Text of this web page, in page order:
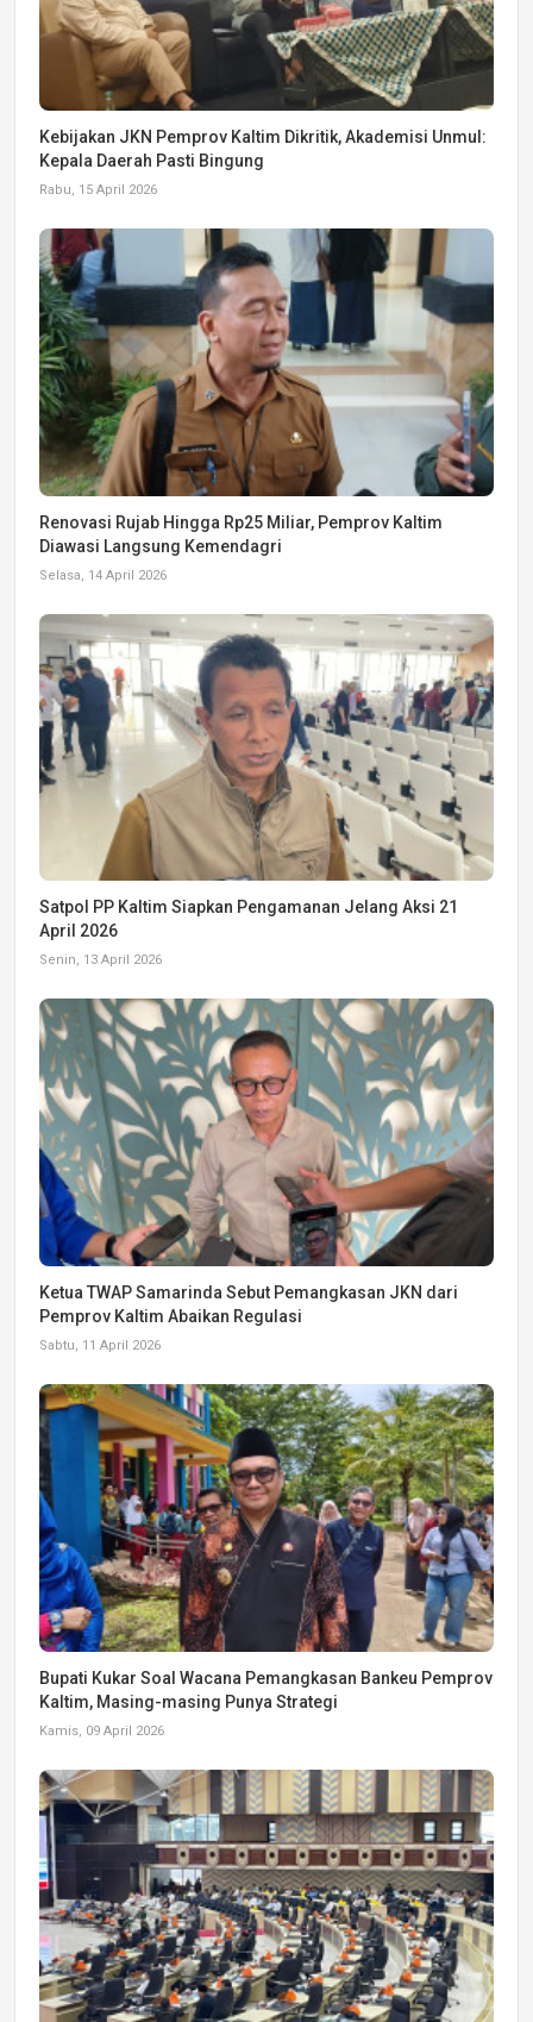
Kebijakan JKN Pemprov Kaltim Dikritik, Akademisi Unmul:
Kepala Daerah Pasti Bingung
Rabu, 15 April 2026
Renovasi Rujab Hingga Rp25 Miliar, Pemprov Kaltim
Diawasi Langsung Kemendagri
Selasa, 14 April 2026
Satpol PP Kaltim Siapkan Pengamanan Jelang Aksi 21
April 2026
Senin, 13 April 2026
Ketua TWAP Samarinda Sebut Pemangkasan JKN dari
Pemprov Kaltim Abaikan Regulasi
Sabtu, 11 April 2026
Bupati Kukar Soal Wacana Pemangkasan Bankeu Pemprov
Kaltim, Masing-masing Punya Strategi
Kamis, 09 April 2026